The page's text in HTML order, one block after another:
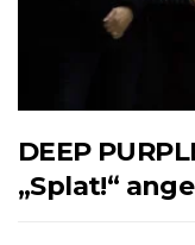
DEEP
„Splat!“